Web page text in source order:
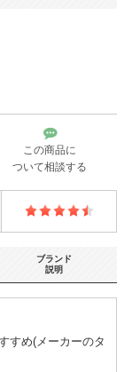
この商品に
ついて相談する
すめ(メーカーのタ
ブランド
説明